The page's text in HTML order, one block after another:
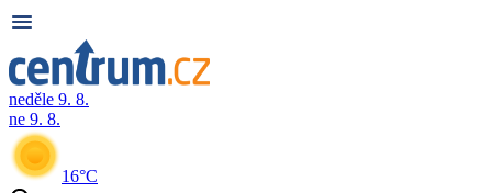
neděle 9. 8.
ne 9. 8.
16°C